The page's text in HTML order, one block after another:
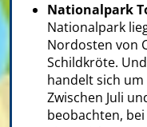
Nationalpark
Nationalpark
Nordosten von
Schildkröte.
handelt sich
Zwischen Juli
beobachten,